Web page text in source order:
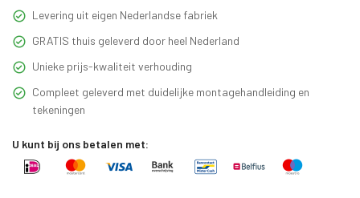
Levering uit eigen Nederlandse fabriek
GRATIS thuis geleverd door heel Nederland
Unieke prijs-kwaliteit verhouding
Compleet geleverd met duidelijke montagehandleiding en
tekeningen
U kunt bij ons betalen met: